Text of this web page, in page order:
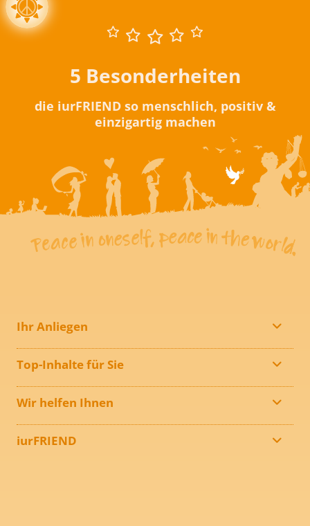
5 Besonderheiten
die iurFRIEND so menschlich, positiv &
einzigartig machen
Ihr Anliegen
Top-Inhalte für Sie
Wir helfen Ihnen
iurFRIEND